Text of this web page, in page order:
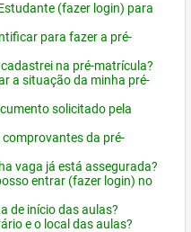
(fazer login) para
para fazer a pré-
na pré-matrícula?
a situação da minha pré-
solicitado pela
da pré-
vaga já está assegurada?
entrar (fazer login) no
de início das aulas?
e o local das aulas?